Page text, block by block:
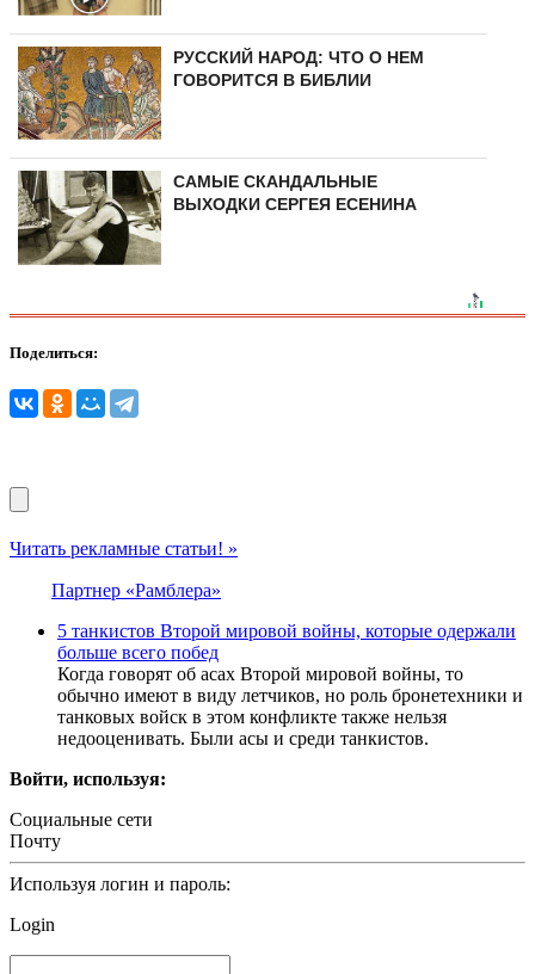
РУССКИЙ НАРОД: ЧТО О НЕМ
ГОВОРИТСЯ В БИБЛИИ
САМЫЕ СКАНДАЛЬНЫЕ
ВЫХОДКИ СЕРГЕЯ ЕСЕНИНА
Поделиться:
Читать рекламные статьи! »
Партнер «Рамблера»
5 танкистов Второй мировой войны, которые одержали
больше всего побед
Когда говорят об асах Второй мировой войны, то
обычно имеют в виду летчиков, но роль бронетехники и
танковых войск в этом конфликте также нельзя
недооценивать. Были асы и среди танкистов.
Войти, используя:
Социальные сети
Почту
Используя логин и пароль:
Login